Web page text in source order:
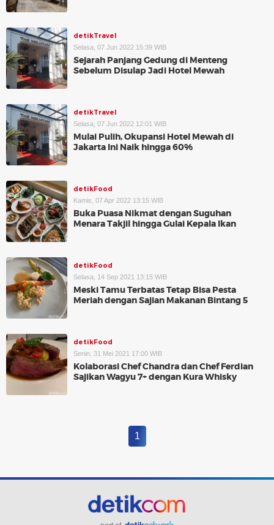
detikTravel
Selasa, 07 Jun 2022 15:39 WIB
Sejarah Panjang Gedung di Menteng
Sebelum Disulap Jadi Hotel Mewah
detikTravel
Selasa, 07 Jun 2022 12:01 WIB
Mulai Pulih, Okupansi Hotel Mewah di
Jakarta Ini Naik hingga 60%
detikFood
Kamis, 07 Apr 2022 13:15 WIB
Buka Puasa Nikmat dengan Suguhan
Menara Takjil hingga Gulai Kepala Ikan
detikFood
Selasa, 14 Sep 2021 13:15 WIB
Meski Tamu Terbatas Tetap Bisa Pesta
Meriah dengan Sajian Makanan Bintang 5
detikFood
Senin, 31 Mei 2021 17:00 WIB
Kolaborasi Chef Chandra dan Chef Ferdian
Sajikan Wagyu 7+ dengan Kura Whisky
1